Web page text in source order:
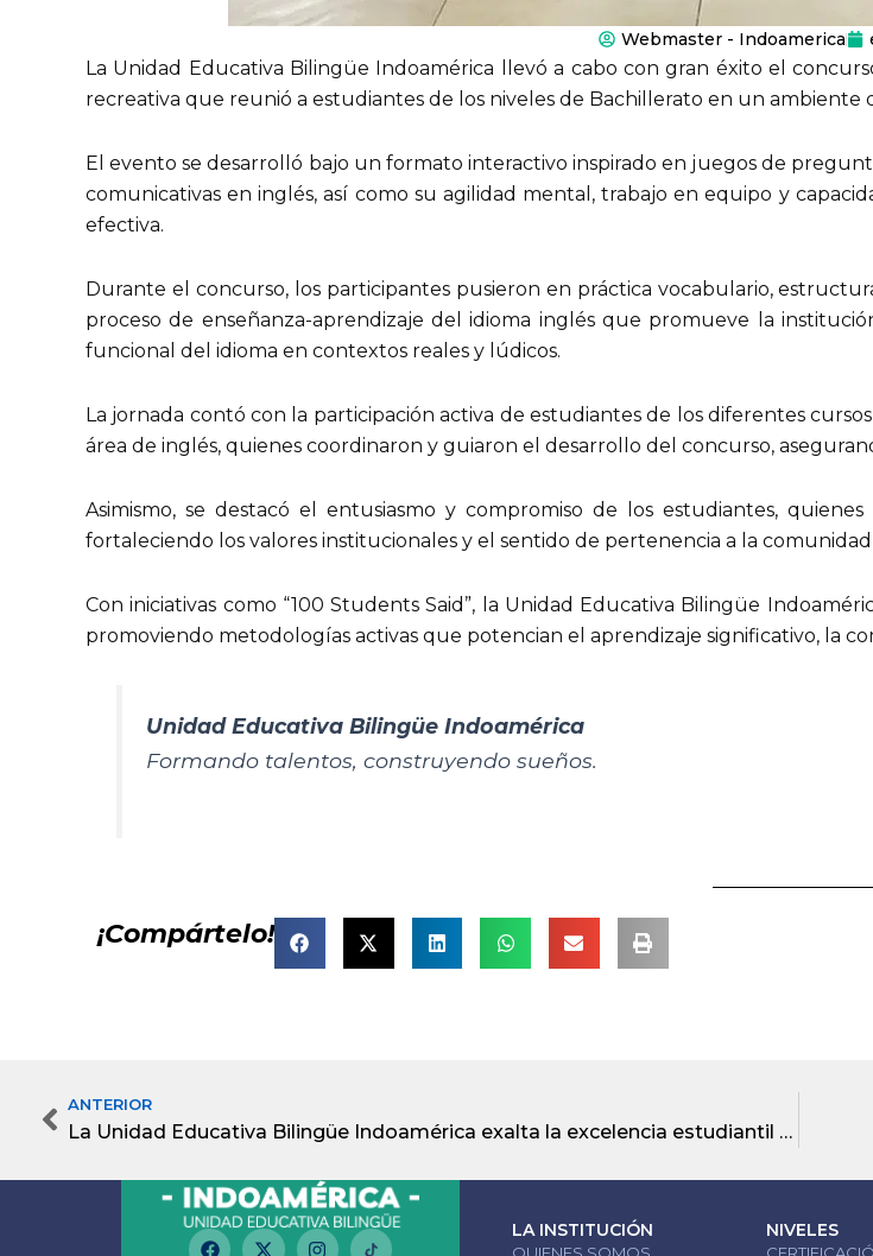
Webmaster - Indoamerica
La Unidad Educativa Bilingüe Indoamérica llevó a cabo con gran éxito el
recreativa que reunió a estudiantes de los niveles de Bachillerato en un ambiente
El evento se desarrolló bajo un formato interactivo inspirado en juegos de
comunicativas en inglés, así como su agilidad mental, trabajo en equipo y
efectiva.
Durante el concurso, los participantes pusieron en práctica vocabulario,
proceso de enseñanza-aprendizaje del idioma inglés que promueve la
funcional del idioma en contextos reales y lúdicos.
La jornada contó con la participación activa de estudiantes de los diferentes
área de inglés, quienes coordinaron y guiaron el desarrollo del concurso,
Asimismo, se destacó el entusiasmo y compromiso de los estudiantes,
fortaleciendo los valores institucionales y el sentido de pertenencia a la
Con iniciativas como “100 Students Said”, la Unidad Educativa Bilingüe
promoviendo metodologías activas que potencian el aprendizaje significativo, la
Unidad Educativa Bilingüe Indoamérica
Formando talentos, construyendo sueños.
¡Compártelo!
Prev
ANTERIOR
La Unidad Educativa Bilingüe Indoamérica exalta la excelencia estudiantil en su concurso interno de oratoria
F
X
I
LA INSTITUCIÓN
QUIENES SOMOS
NIVELES